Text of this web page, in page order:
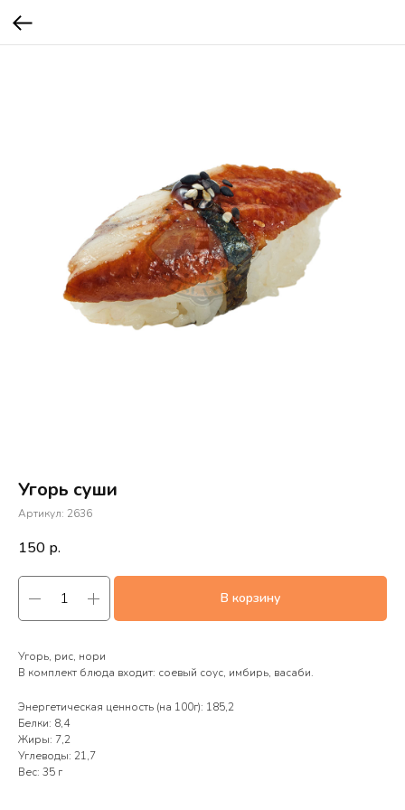
Угорь суши
Артикул: 2636
150 р.
В корзину
Угорь, рис, нори
В комплект блюда входит: соевый соус, имбирь, васаби.
Энергетическая ценность (на 100г): 185,2
Белки: 8,4
Жиры: 7,2
Углеводы: 21,7
Вес: 35 г